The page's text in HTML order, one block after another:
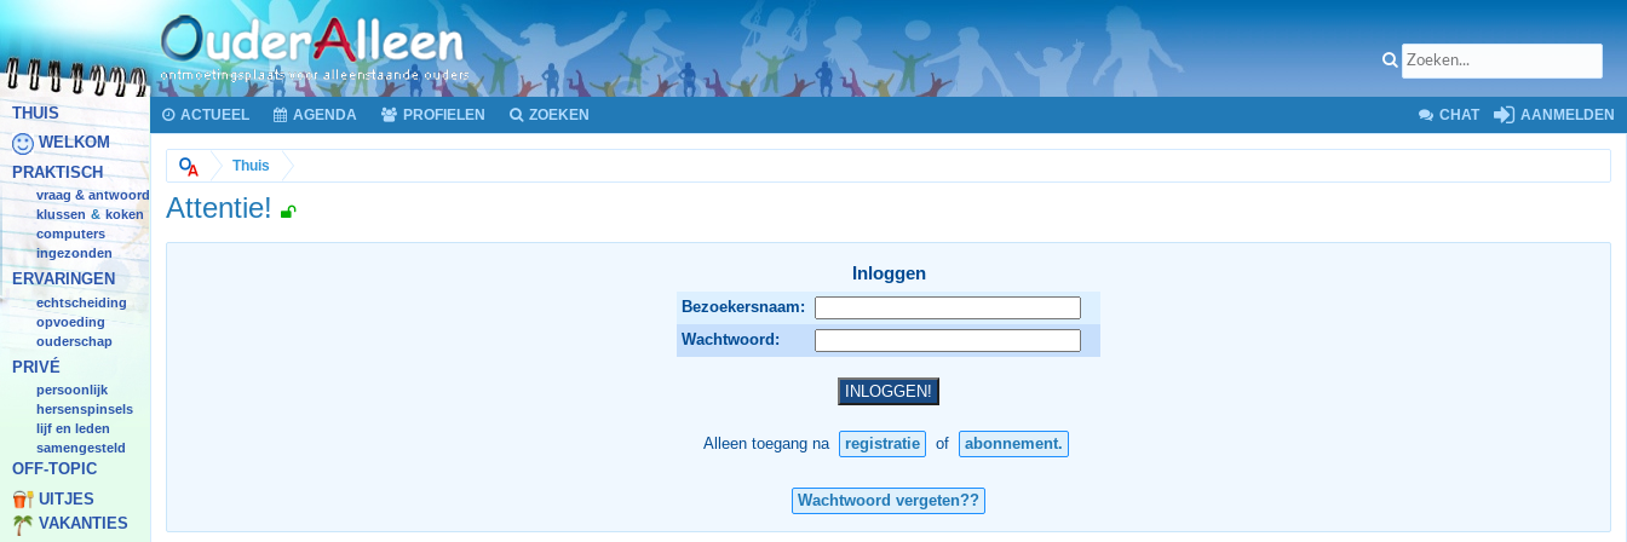
THUIS
WELKOM
PRAKTISCH
vraag & antwoord
klussen & koken
computers
ingezonden
ERVARINGEN
echtscheiding
opvoeding
ouderschap
PRIVÉ
persoonlijk
hersenspinsels
lijf en leden
samengesteld
OFF-TOPIC
UITJES
VAKANTIES
ACTUEEL AGENDA PROFIELEN ZOEKEN CHAT AANMELDEN
Thuis
Attentie!
Inloggen
Bezoekersnaam:
Wachtwoord:
Alleen toegang na registratie of abonnement.
Wachtwoord vergeten??